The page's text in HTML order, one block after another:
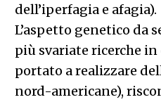
dell’iperfagia e afagia).
L’aspetto genetico da
più svariate ricerche
portato a realizzare
nord-americane),